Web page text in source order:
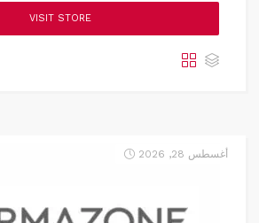
VISIT STORE
أغسطس 28, 2026